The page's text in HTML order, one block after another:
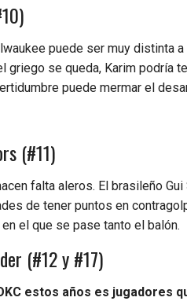
puede ser muy distinta
griego se queda, Karim podría
puede mermar el
(#11)
falta aleros. El brasileño
de tener puntos en
el que se pase tanto el balón.
(#12 y #17)
estos años es jugadores